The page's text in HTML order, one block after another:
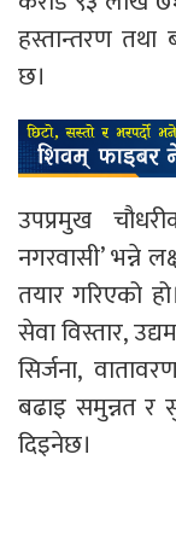
हस्तान्तरण तथा
छ।
उपप्रमुख
नगरवासी’ भन्ने
तयार गरिएको
सेवा विस्तार,
सिर्जना,
बढाइ समुन्नत र
दिइनेछ।